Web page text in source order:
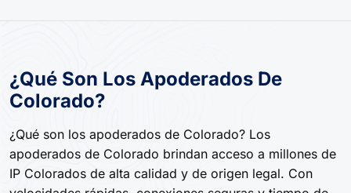
¿Qué Son Los Apoderados De
Colorado?
¿Qué son los apoderados de Colorado? Los
apoderados de Colorado brindan acceso a millones de
IP Colorados de alta calidad y de origen legal. Con